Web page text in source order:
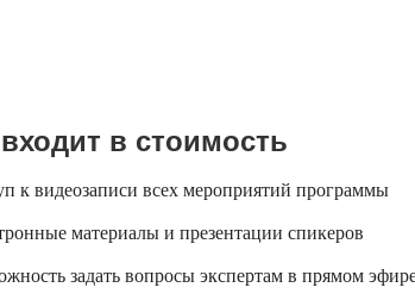
в стоимость
к видеозаписи всех мероприятий программы
материалы и презентации спикеров
задать вопросы экспертам в прямом